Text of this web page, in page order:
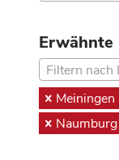
Erwähnte
Filtern nach
Meiningen
Naumburg